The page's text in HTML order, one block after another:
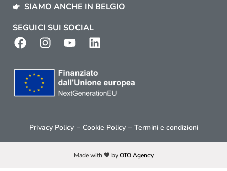
SIAMO ANCHE IN BELGIO
SEGUICI SUI SOCIAL
Privacy Policy– Cookie Policy– Termini e condizioni
Made with 🧡 byOTO Agency